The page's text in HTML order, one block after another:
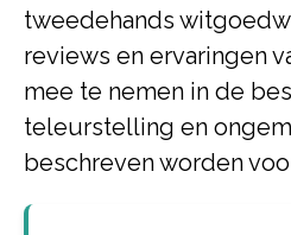
tweedehands
reviews en ervaringen
mee te nemen in de
teleurstelling en
beschreven worden